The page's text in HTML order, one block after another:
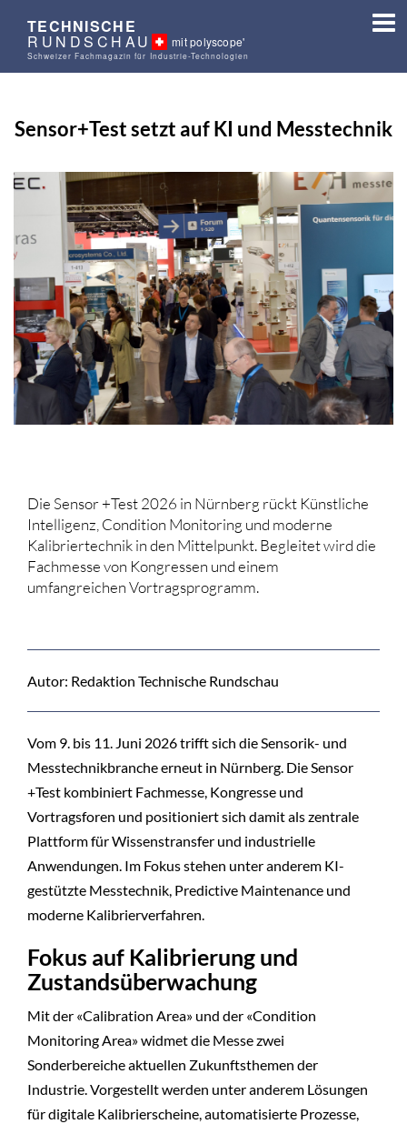
TECHNISCHE
RUNDSCHAU mit polyscope'
Schweizer Fachmagazin für Industrie-Technologien
Sensor+Test setzt auf KI und Messtechnik
Die Sensor +Test 2026 in Nürnberg rückt Künstliche
Intelligenz, Condition Monitoring und moderne
Kalibriertechnik in den Mittelpunkt. Begleitet wird die
Fachmesse von Kongressen und einem
umfangreichen Vortragsprogramm.
Autor: Redaktion Technische Rundschau
Vom 9. bis 11. Juni 2026 trifft sich die Sensorik- und
Messtechnikbranche erneut in Nürnberg. Die Sensor
+Test kombiniert Fachmesse, Kongresse und
Vortragsforen und positioniert sich damit als zentrale
Plattform für Wissenstransfer und industrielle
Anwendungen. Im Fokus stehen unter anderem KI-
gestützte Messtechnik, Predictive Maintenance und
moderne Kalibrierverfahren.
Fokus auf Kalibrierung und
Zustandsüberwachung
Mit der «Calibration Area» und der «Condition
Monitoring Area» widmet die Messe zwei
Sonderbereiche aktuellen Zukunftsthemen der
Industrie. Vorgestellt werden unter anderem Lösungen
für digitale Kalibrierscheine, automatisierte Prozesse,